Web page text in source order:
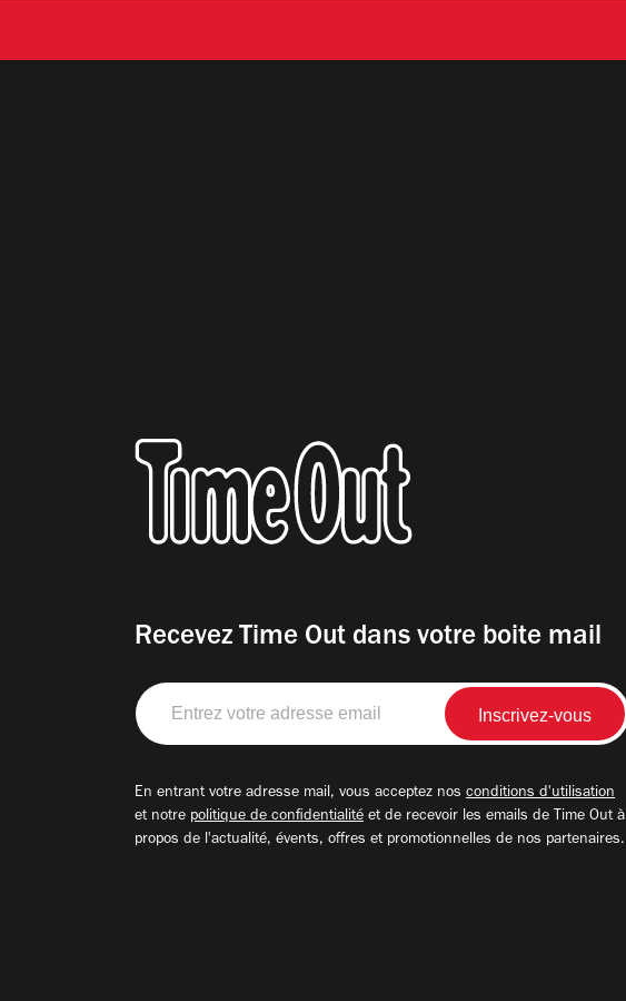
Recevez Time Out dans votre boite mail
Entrez
votre
adresse
En entrant votre adresse mail, vous acceptez nos conditions d'utilisation
et notre politique de confidentialité et de recevoir les emails de Time Out à
propos de l'actualité, évents, offres et promotionnelles de nos partenaires.